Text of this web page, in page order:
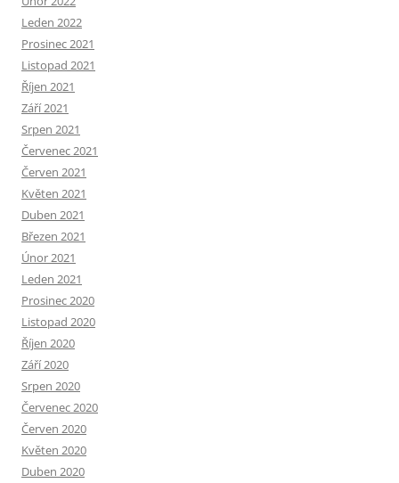
Leden 2022
Prosinec 2021
Listopad 2021
Říjen 2021
Září 2021
Srpen 2021
Červenec 2021
Červen 2021
Květen 2021
Duben 2021
Březen 2021
Únor 2021
Leden 2021
Prosinec 2020
Listopad 2020
Říjen 2020
Září 2020
Srpen 2020
Červenec 2020
Červen 2020
Květen 2020
Duben 2020